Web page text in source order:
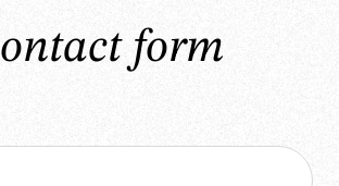
ontact form